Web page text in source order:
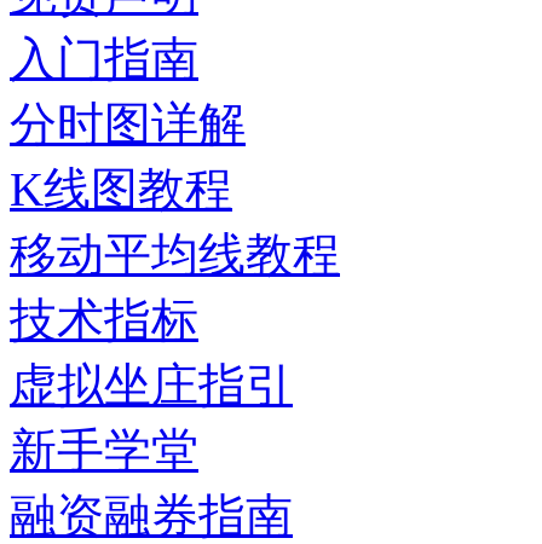
入门指南
分时图详解
K线图教程
移动平均线教程
技术指标
虚拟坐庄指引
新手学堂
融资融券指南